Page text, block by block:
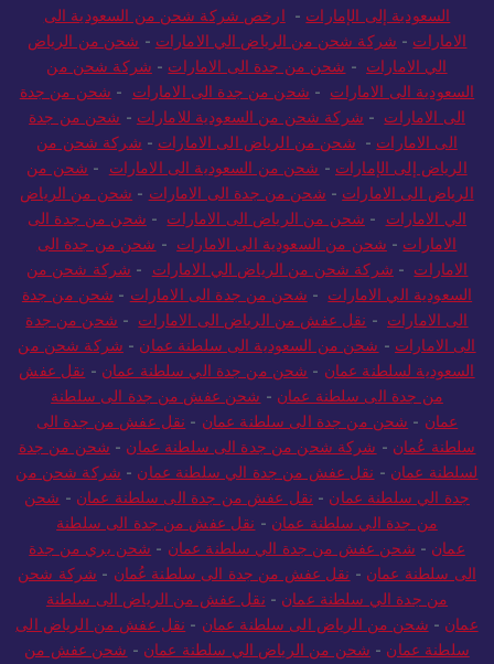
السعودية إلى الإمارات - ارخص شركة شحن من السعودية الى
الامارات - شركة شحن من الرياض الي الامارات - شحن من الرياض
الي الامارات - شحن من جدة الى الامارات - شركة شحن من
السعودية الى الامارات - شحن من جدة الى الامارات - شحن من جدة
الى الامارات - شركة شحن من السعودية للامارات - شحن من جدة
الى الامارات - شحن من الرياض الى الامارات - شركة شحن من
الرياض إلى الإمارات - شحن من السعودية الى الامارات - شحن من
الرياض الى الامارات - شحن من جدة الى الامارات - شحن من الرياض
الي الامارات - شحن من الرياض الى الامارات - شحن من جدة الى
الامارات - شحن من السعودية الى الامارات - شحن من جدة الى
الامارات - شركة شحن من الرياض الي الامارات - شركة شحن من
السعودية الي الامارات - شحن من جدة الى الامارات - شحن من جدة
الى الامارات - نقل عفش من الرياض الى الامارات - شحن من جدة
الى الامارات - شحن من السعودية الى سلطنة عمان - شركة شحن من
السعودية لسلطنة عمان - شحن من جدة الي سلطنة عمان - نقل عفش
من جدة الى سلطنة عمان - شحن عفش من جدة الى سلطنة
عمان - شحن من جدة الى سلطنة عمان - نقل عفش من جدة الى
سلطنة عُمان - شركة شحن من جدة الى سلطنة عمان - شحن من جدة
لسلطنة عمان - نقل عفش من جدة الي سلطنة عمان - شركة شحن من
جدة الي سلطنة عمان - نقل عفش من جدة الى سلطنة عمان - شحن
من جدة الي سلطنة عمان - نقل عفش من جدة الى سلطنة
عمان - شحن عفش من جدة الي سلطنة عمان - شحن بري من جدة
الى سلطنة عمان - نقل عفش من جدة الى سلطنة عُمان - شركة شحن
من جدة الي سلطنة عمان - نقل عفش من الرياض الى سلطنة
عمان - شحن من الرياض الى سلطنة عمان - نقل عفش من الرياض الى
سلطنة عمان - شحن من الرياض الي سلطنة عمان - شحن عفش من